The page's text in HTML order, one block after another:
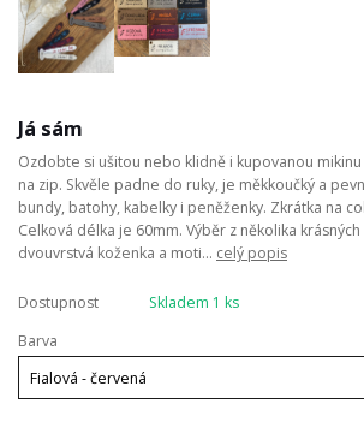
Já sám
Ozdobte si ušitou nebo klidně i kupovanou
na zip. Skvěle padne do ruky, je měkkoučký a
bundy, batohy, kabelky i peněženky. Zkrátka na
Celková délka je 60mm. Výběr z několika
dvouvrstvá koženka a moti... celý popis
Dostupnost
Skladem 1 ks
Barva